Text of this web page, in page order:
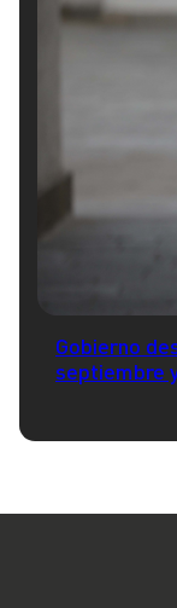
Gobierno
septiembre